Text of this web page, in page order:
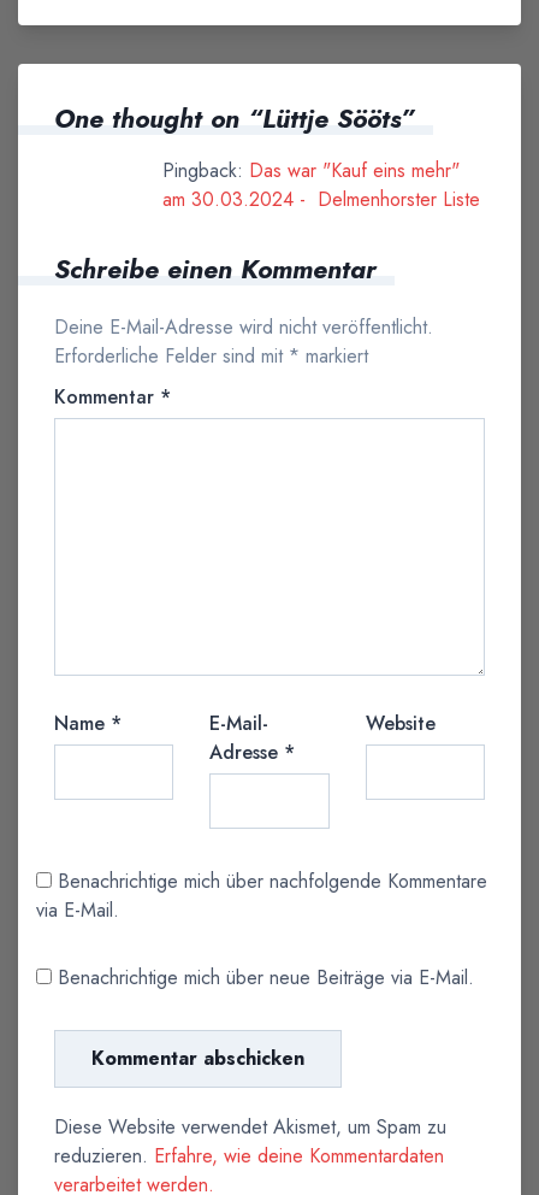
One thought on “Lüttje Sööts”
Pingback: Das war "Kauf eins mehr"
am 30.03.2024 - Delmenhorster Liste
Schreibe einen Kommentar
Deine E-Mail-Adresse wird nicht veröffentlicht.
Erforderliche Felder sind mit * markiert
Kommentar *
Name *
E-Mail-
Adresse *
Website
Benachrichtige mich über nachfolgende Kommentare
via E-Mail.
Benachrichtige mich über neue Beiträge via E-Mail.
Diese Website verwendet Akismet, um Spam zu
reduzieren. Erfahre, wie deine Kommentardaten
verarbeitet werden.